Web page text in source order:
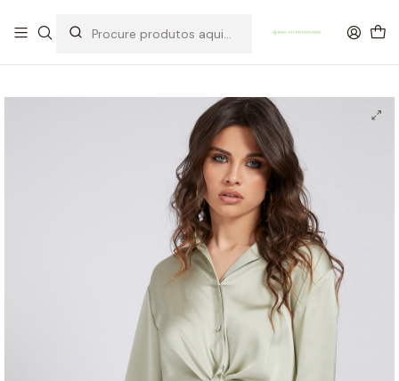
OFERTA DE PORTES DE ENVIO em compras para Portugal superiores a
80€ de artigos sem promoção